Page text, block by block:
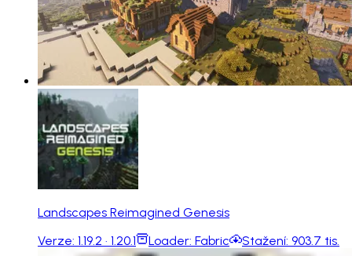
Landscapes Reimagined Genesis
Verze: 1.19.2 · 1.20.1 Loader: Fabric Stažení: 903.7 tis.